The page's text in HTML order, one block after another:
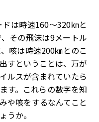
は時速160〜320㎞と
その飛沫は9メートル
咳は時速200㎞とのこ
すということは、万が
ルスが含まれていたら
す。これらの数字を知
や咳をするなんてこと
うか。